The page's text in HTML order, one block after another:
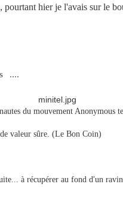
pourtant hier je l'avais sur le
....
du mouvement Anonymous
valeur sûre. (Le Bon Coin)
à récupérer au fond d'un